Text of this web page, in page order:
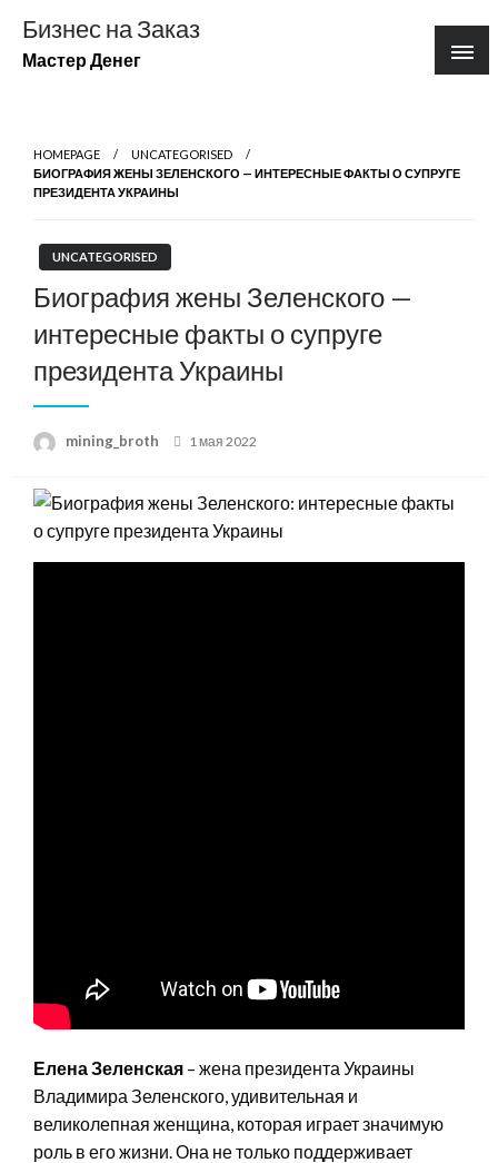
содержимому
Бизнес на Заказ
Мастер Денег
HOMEPAGE
UNCATEGORISED
БИОГРАФИЯ ЖЕНЫ ЗЕЛЕНСКОГО — ИНТЕРЕСНЫЕ ФАКТЫ О СУПРУГЕ
ПРЕЗИДЕНТА УКРАИНЫ
UNCATEGORISED
Биография жены Зеленского —
интересные факты о супруге
президента Украины
mining_broth
Posted
1 мая 2022
Елена Зеленская – жена президента Украины
Владимира Зеленского, удивительная и
великолепная женщина, которая играет значимую
роль в его жизни. Она не только поддерживает